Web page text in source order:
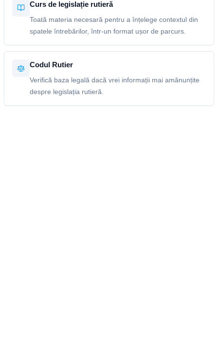
Curs de legislație rutieră
Toată materia necesară pentru a înțelege contextul din
spatele întrebărilor, într-un format ușor de parcurs.
Codul Rutier
Verifică baza legală dacă vrei informații mai amănunțite
despre legislația rutieră.